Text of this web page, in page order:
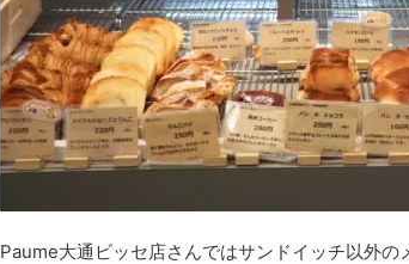
Paume大通ビッセ店さんではサンドイッチ以外の